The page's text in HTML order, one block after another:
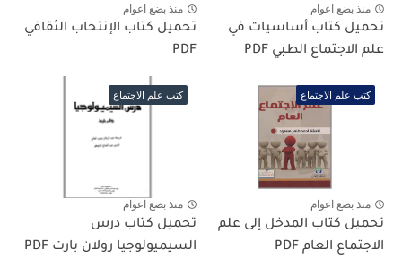
منذ بضع اعوام
تحميل كتاب أساسيات في
علم الاجتماع الطبي PDF
منذ بضع اعوام
تحميل كتاب الإنتخاب الثقافي
PDF
كتب علم الاجتماع
منذ بضع اعوام
تحميل كتاب المدخل إلى علم
الاجتماع العام PDF
كتب علم الاجتماع
منذ بضع اعوام
تحميل كتاب درس
السيميولوجيا رولان بارت PDF